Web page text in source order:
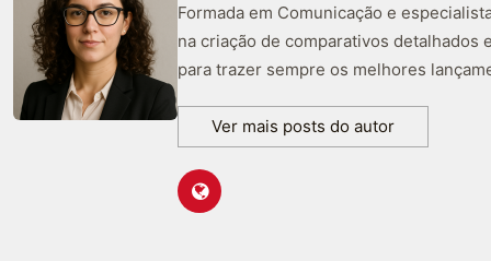
Formada em Comunicação e
na criação de comparativos detalhados
para trazer sempre os melhores
Ver mais posts do autor